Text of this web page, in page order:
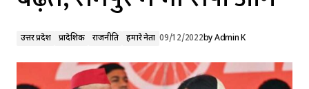
उत्तर प्रदेश प्रादेशिक राजनीति हमारे नेता 09/12/2022byAdmin K